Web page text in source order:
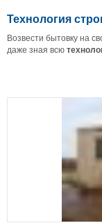
Технология
Возвести бытовку на
даже зная всю